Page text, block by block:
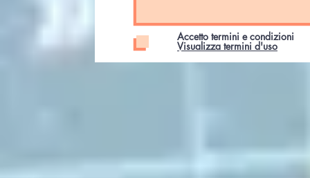
Accetto termini e condizioni
Visualizza termini d'uso